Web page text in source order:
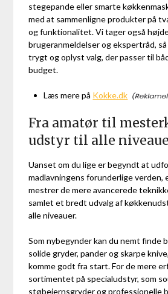
stegepande eller smarte
med at sammenligne produkter på
og funktionalitet. Vi tager også
brugeranmeldelser og ekspertråd,
trygt og oplyst valg, der passer til
budget.
Læs mere på Kokke.dk
Fra amatør til
udstyr til alle
Uanset om du lige er begyndt at
madlavningens forunderlige verden,
mestrer de mere avancerede
samlet et bredt udvalg af
alle niveauer.
Som nybegynder kan du nemt finde
solide gryder, pander og skarpe
komme godt fra start. For de mere
sortimentet på specialudstyr, som
støbejernsgryder og professionelle